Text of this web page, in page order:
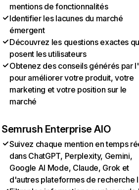
mentions de fonctionnalités
Identifier les lacunes du marché
émergent
Découvrez les questions exactes
posent les utilisateurs
Obtenez des conseils générés par
pour améliorer votre produit, votre
marketing et votre position sur le
marché
Semrush Enterprise AIO
Suivez chaque mention en temps
dans ChatGPT, Perplexity, Gemini,
Google AI Mode, Claude, Grok et
d'autres plateformes de recherche